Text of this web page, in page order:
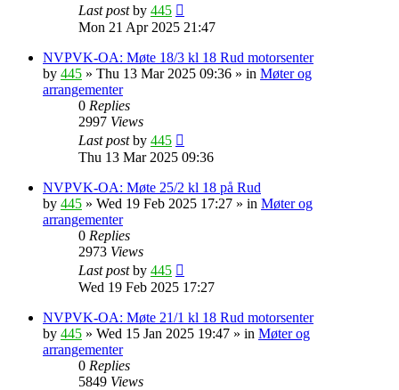
Last postby 445
Mon 21 Apr 2025 21:47
NVPVK-OA: Møte 18/3 kl 18 Rud motorsenter
by 445 » Thu 13 Mar 2025 09:36 » in Møter og
arrangementer
0 Replies
2997 Views
Last postby 445
Thu 13 Mar 2025 09:36
NVPVK-OA: Møte 25/2 kl 18 på Rud
by 445 » Wed 19 Feb 2025 17:27 » in Møter og
arrangementer
0 Replies
2973 Views
Last postby 445
Wed 19 Feb 2025 17:27
NVPVK-OA: Møte 21/1 kl 18 Rud motorsenter
by 445 » Wed 15 Jan 2025 19:47 » in Møter og
arrangementer
0 Replies
5849 Views